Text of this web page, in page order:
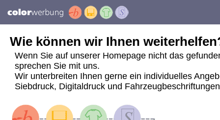
Wie können wir Ihnen
Wenn Sie auf unserer Homepage nicht das
sprechen Sie mit uns.
Wir unterbreiten Ihnen gerne ein individuelles
Siebdruck, Digitaldruck und